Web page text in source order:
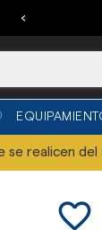
‹
se realicen
favorite_border